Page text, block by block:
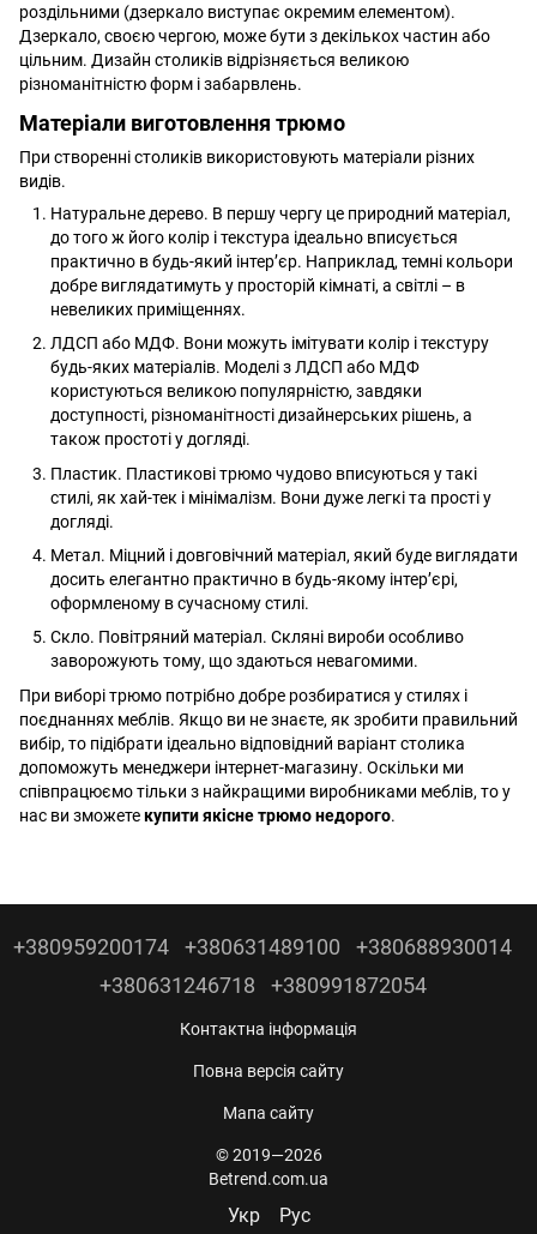
роздільними (дзеркало виступає окремим елементом).
Дзеркало, своєю чергою, може бути з декількох частин або
цільним. Дизайн столиків відрізняється великою
різноманітністю форм і забарвлень.
Матеріали виготовлення трюмо
При створенні столиків використовують матеріали різних
видів.
Натуральне дерево. В першу чергу це природний матеріал,
до того ж його колір і текстура ідеально вписується
практично в будь-який інтер’єр. Наприклад, темні кольори
добре виглядатимуть у просторій кімнаті, а світлі – в
невеликих приміщеннях.
ЛДСП або МДФ. Вони можуть імітувати колір і текстуру
будь-яких матеріалів. Моделі з ЛДСП або МДФ
користуються великою популярністю, завдяки
доступності, різноманітності дизайнерських рішень, а
також простоті у догляді.
Пластик. Пластикові трюмо чудово вписуються у такі
стилі, як хай-тек і мінімалізм. Вони дуже легкі та прості у
догляді.
Метал. Міцний і довговічний матеріал, який буде виглядати
досить елегантно практично в будь-якому інтер’єрі,
оформленому в сучасному стилі.
Скло. Повітряний матеріал. Скляні вироби особливо
заворожують тому, що здаються невагомими.
При виборі трюмо потрібно добре розбиратися у стилях і
поєднаннях меблів. Якщо ви не знаєте, як зробити правильний
вибір, то підібрати ідеально відповідний варіант столика
допоможуть менеджери інтернет-магазину. Оскільки ми
співпрацюємо тільки з найкращими виробниками меблів, то у
нас ви зможетекупити якісне трюмо недорого.
+380959200174 +380631489100
+380688930014
+380631246718
+380991872054
Контактна інформація
Повна версія сайту
Мапа сайту
© 2019—2026
Betrend.com.ua
Укр Рус